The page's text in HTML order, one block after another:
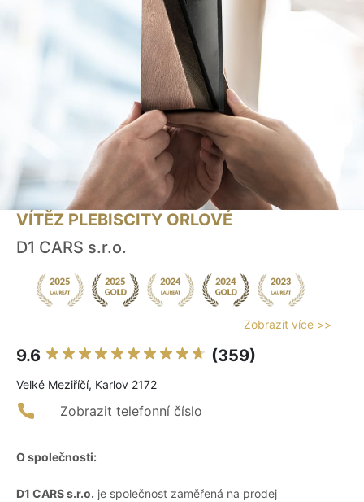
VÍTĚZ PLEBISCITY ORLOVÉ
D1 CARS s.r.o.
Zobrazit více >>
9.6 (359)
Velké Meziříčí, Karlov 2172
Zobrazit telefonní číslo
O společnosti:
D1 CARS s.r.o. je společnost zaměřená na prodej